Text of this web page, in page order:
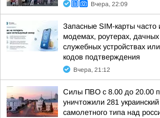
Вчера, 22:09
Запасные SIM-карты часто
модемах, роутерах,
служебных устройствах
кодов подтверждения
Вчера, 21:12
Силы ПВО с 8.00 до 20.00
уничтожили 281
самолетного типа над